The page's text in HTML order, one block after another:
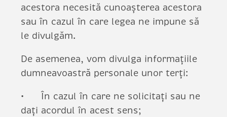
acestora necesită cunoașterea acestora
sau în cazul în care legea ne impune să
le divulgăm.
De asemenea, vom divulga informațiile
dumneavoastră personale unor terți:
În cazul în care ne solicitați sau ne
dați acordul în acest sens;